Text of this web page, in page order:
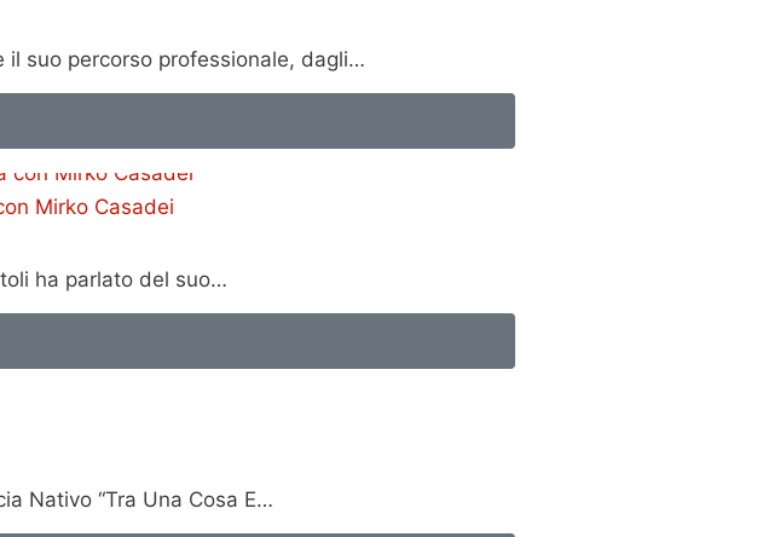
il suo percorso professionale, dagli…
Mirko Casadei
ha parlato del suo…
Nativo “Tra Una Cosa E…